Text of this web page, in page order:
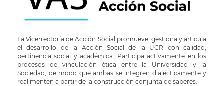
La Vicerrectoría de Acción Social promueve, gestiona y articula
el desarrollo de la Acción Social de la UCR con calidad,
pertinencia social y académica. Participa activamente en los
procesos de vinculación ética entre la Universidad y la
Sociedad, de modo que ambas se integren dialécticamente y
realimenten a partir de la construcción conjunta de saberes.